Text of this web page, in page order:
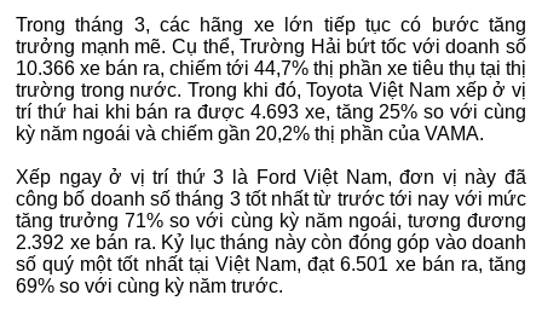
Trong tháng 3, các hãng xe lớn tiếp tục có bước tăng
trưởng mạnh mẽ. Cụ thể, Trường Hải bứt tốc với doanh số
10.366 xe bán ra, chiếm tới 44,7% thị phần xe tiêu thụ tại thị
trường trong nước. Trong khi đó, Toyota Việt Nam xếp ở vị
trí thứ hai khi bán ra được 4.693 xe, tăng 25% so với cùng
kỳ năm ngoái và chiếm gần 20,2% thị phần của VAMA.
Xếp ngay ở vị trí thứ 3 là Ford Việt Nam, đơn vị này đã
công bố doanh số tháng 3 tốt nhất từ trước tới nay với mức
tăng trưởng 71% so với cùng kỳ năm ngoái, tương đương
2.392 xe bán ra. Kỷ lục tháng này còn đóng góp vào doanh
số quý một tốt nhất tại Việt Nam, đạt 6.501 xe bán ra, tăng
69% so với cùng kỳ năm trước.